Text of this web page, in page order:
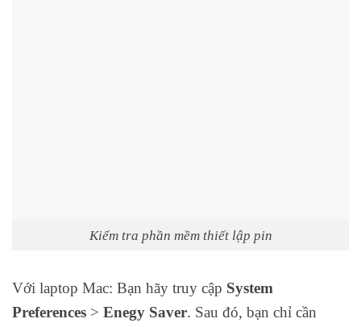
Kiểm tra phần mềm thiết lập pin
Với laptop Mac: Bạn hãy truy cập System
Preferences > Enegy Saver. Sau đó, bạn chỉ cần